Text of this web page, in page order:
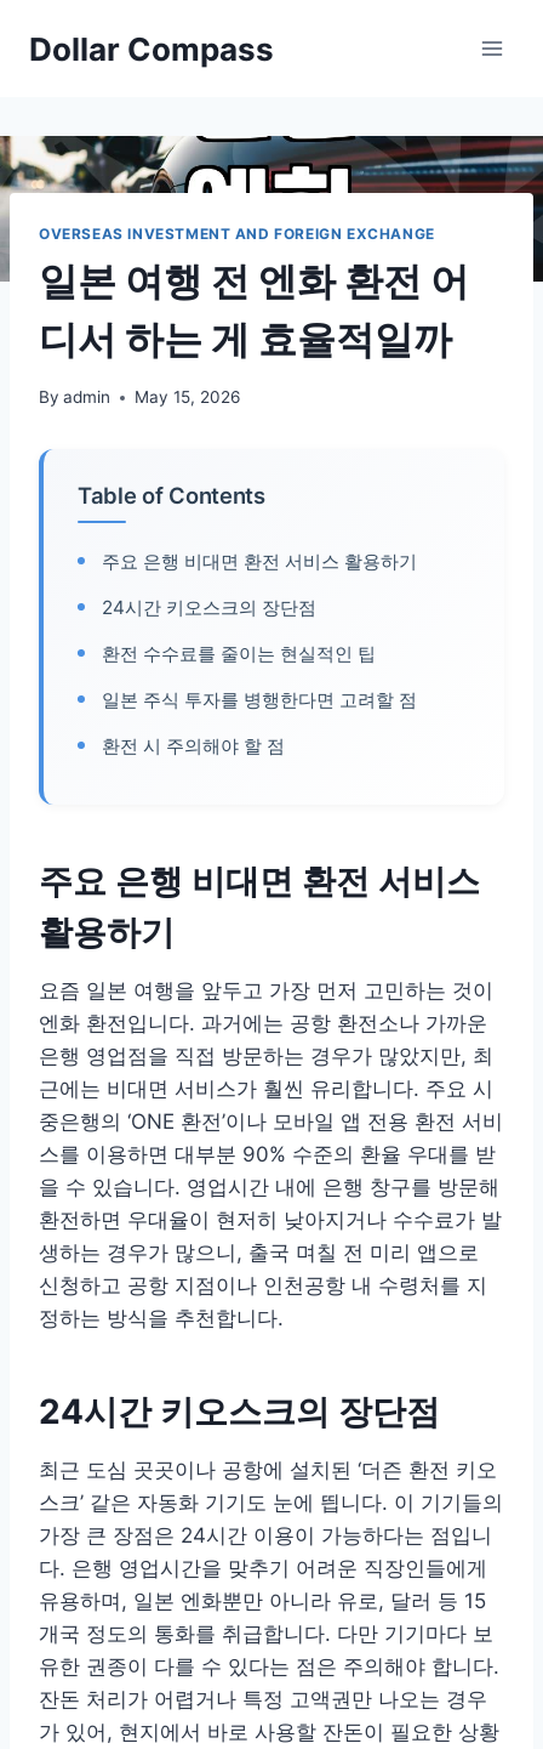
Dollar Compass
OVERSEAS INVESTMENT AND FOREIGN EXCHANGE
일본 여행 전 엔화 환전 어
디서 하는 게 효율적일까
By admin May 15, 2026
Table of Contents
주요 은행 비대면 환전 서비스 활용하기
24시간 키오스크의 장단점
환전 수수료를 줄이는 현실적인 팁
일본 주식 투자를 병행한다면 고려할 점
환전 시 주의해야 할 점
주요 은행 비대면 환전 서비스
활용하기
요즘 일본 여행을 앞두고 가장 먼저 고민하는 것이
엔화 환전입니다. 과거에는 공항 환전소나 가까운
은행 영업점을 직접 방문하는 경우가 많았지만, 최
근에는 비대면 서비스가 훨씬 유리합니다. 주요 시
중은행의 ‘ONE 환전’이나 모바일 앱 전용 환전 서비
스를 이용하면 대부분 90% 수준의 환율 우대를 받
을 수 있습니다. 영업시간 내에 은행 창구를 방문해
환전하면 우대율이 현저히 낮아지거나 수수료가 발
생하는 경우가 많으니, 출국 며칠 전 미리 앱으로
신청하고 공항 지점이나 인천공항 내 수령처를 지
정하는 방식을 추천합니다.
24시간 키오스크의 장단점
최근 도심 곳곳이나 공항에 설치된 ‘더즌 환전 키오
스크’ 같은 자동화 기기도 눈에 띕니다. 이 기기들의
가장 큰 장점은 24시간 이용이 가능하다는 점입니
다. 은행 영업시간을 맞추기 어려운 직장인들에게
유용하며, 일본 엔화뿐만 아니라 유로, 달러 등 15
개국 정도의 통화를 취급합니다. 다만 기기마다 보
유한 권종이 다를 수 있다는 점은 주의해야 합니다.
잔돈 처리가 어렵거나 특정 고액권만 나오는 경우
가 있어, 현지에서 바로 사용할 잔돈이 필요한 상황